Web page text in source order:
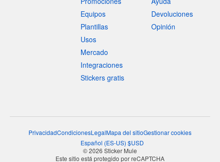
Equipos
Plantillas
Usos
Mercado
Integraciones
Stickers gratis
Devoluciones
Opinión
PrivacidadCondicionesLegalMapa del sitioGestionar cookies
Español (ES-US) $USD
© 2026 Sticker Mule
Este sitio está protegido por reCAPTCHA